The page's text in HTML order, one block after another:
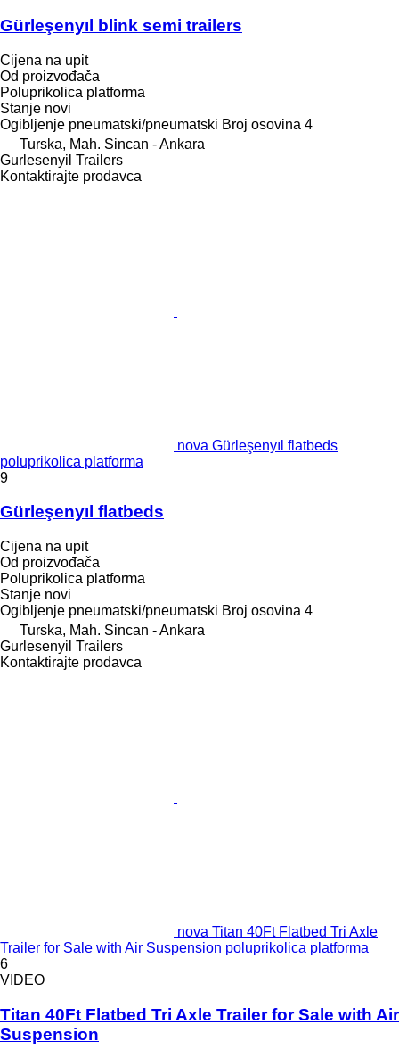
Gürleşenyıl blink semi trailers
Cijena na upit
Od proizvođača
Poluprikolica platforma
Stanje novi
Ogibljenje pneumatski/pneumatski Broj osovina 4
Turska, Mah. Sincan - Ankara
Gurlesenyil Trailers
Kontaktirajte prodavca
nova Gürleşenyıl flatbeds
poluprikolica platforma
9
Gürleşenyıl flatbeds
Cijena na upit
Od proizvođača
Poluprikolica platforma
Stanje novi
Ogibljenje pneumatski/pneumatski Broj osovina 4
Turska, Mah. Sincan - Ankara
Gurlesenyil Trailers
Kontaktirajte prodavca
nova Titan 40Ft Flatbed Tri Axle
Trailer for Sale with Air Suspension poluprikolica platforma
6
VIDEO
Titan 40Ft Flatbed Tri Axle Trailer for Sale with Air
Suspension